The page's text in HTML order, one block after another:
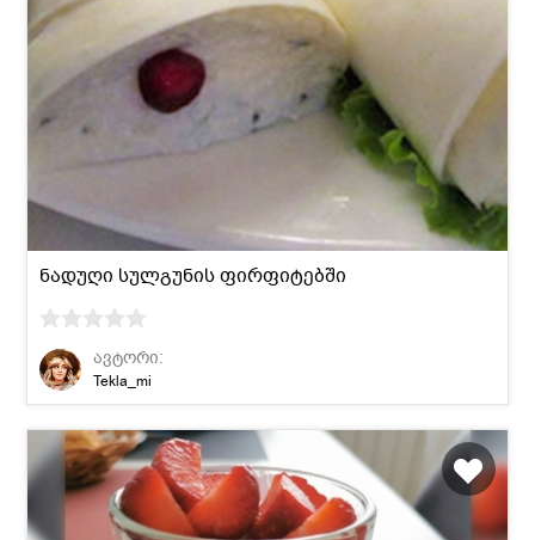
ნადუღი სულგუნის ფირფიტებში
ავტორი:
Tekla_mi